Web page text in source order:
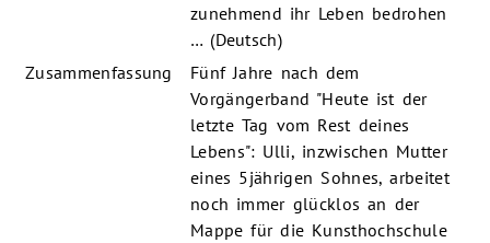
zunehmend ihr Leben bedrohen
… (Deutsch)
Zusammenfassung
Fünf Jahre nach dem
Vorgängerband "Heute ist der
letzte Tag vom Rest deines
Lebens": Ulli, inzwischen Mutter
eines 5jährigen Sohnes, arbeitet
noch immer glücklos an der
Mappe für die Kunsthochschule